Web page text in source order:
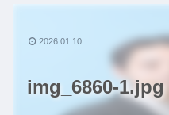
img_6860-1.jpg
2026.01.10